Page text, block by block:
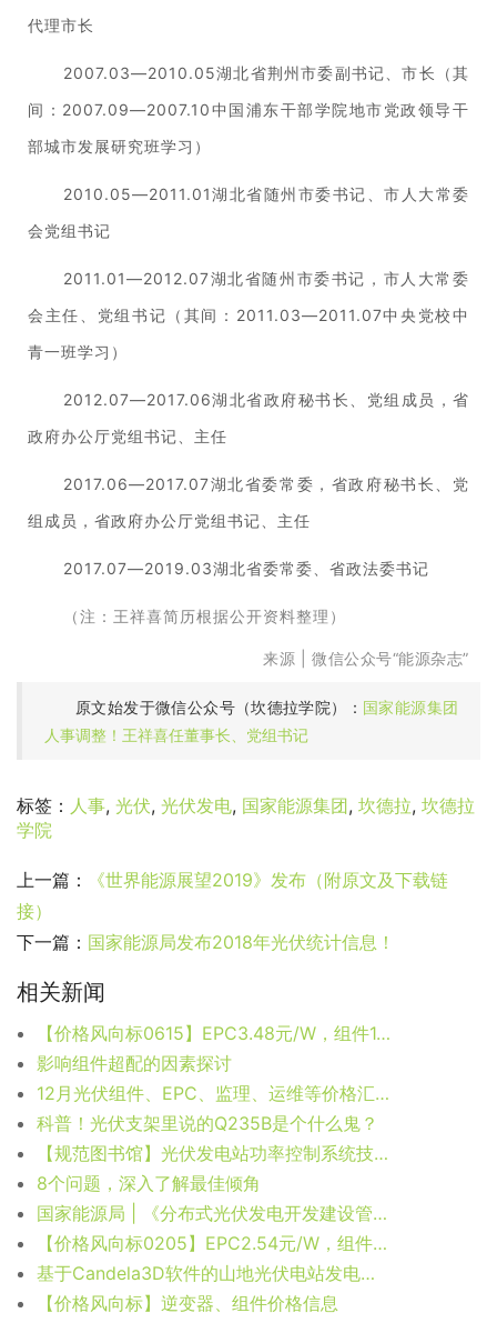
代理市长
2007.03—2010.05湖北省荆州市委副书记、市长（其
间：2007.09—2007.10中国浦东干部学院地市党政领导干
部城市发展研究班学习）
2010.05—2011.01湖北省随州市委书记、市人大常委
会党组书记
2011.01—2012.07湖北省随州市委书记，市人大常委
会主任、党组书记（其间：2011.03—2011.07中央党校中
青一班学习）
2012.07—2017.06湖北省政府秘书长、党组成员，省
政府办公厅党组书记、主任
2017.06—2017.07湖北省委常委，省政府秘书长、党
组成员，省政府办公厅党组书记、主任
2017.07—2019.03湖北省委常委、省政法委书记
（注：王祥喜简历根据公开资料整理）
来源 | 微信公众号“能源杂志”
原文始发于微信公众号（坎德拉学院）： 国家能源集团
人事调整！王祥喜任董事长、党组书记
标签： 人事, 光伏, 光伏发电, 国家能源集团, 坎德拉, 坎德拉
学院
上一篇：
《世界能源展望2019》发布（附原文及下载链
接）
下一篇： 国家能源局发布2018年光伏统计信息！
相关新闻
【价格风向标0615】EPC3.48元/W，组件1.87元/W，近期光伏设备、运维、EPC等价格信息
影响组件超配的因素探讨
12月光伏组件、EPC、监理、运维等价格汇总
科普！光伏支架里说的Q235B是个什么鬼？
【规范图书馆】光伏发电站功率控制系统技术要求GB/T40289-2021
8个问题，深入了解最佳倾角
国家能源局 | 《分布式光伏发电开发建设管理办法》征求意见
【价格风向标0205】EPC2.54元/W，组件0.692元/W，近期光伏设备、EPC、监理等价格信息
基于Candela3D软件的山地光伏电站发电量仿真分析
【价格风向标】逆变器、组件价格信息